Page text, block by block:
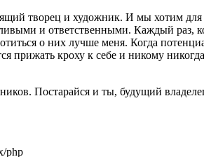
творец и художник. И мы хотим
и ответственными. Каждый раз,
о них лучше меня. Когда
прижать кроху к себе и никому
Постарайся и ты, будущий
php